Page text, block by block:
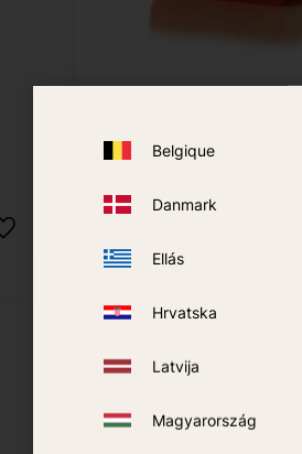
Belgique
Danmark
Ellás
Hrvatska
Latvija
Magyarország
Añadir a favoritos